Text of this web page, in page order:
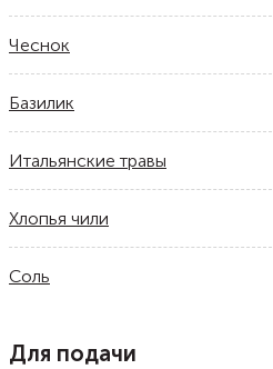
Чеснок
Базилик
Итальянские травы
Хлопья чили
Соль
Для подачи